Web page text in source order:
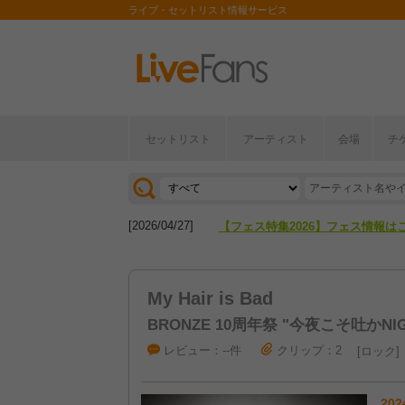
ライブ・セットリスト情報サービス
セットリスト アーティスト 会場 チ
[2026/07/28] 【ライブ動員ランキング】2026年
[2026/04/27] 【フェス特集2026】フェス情報は
My Hair is Bad
BRONZE 10周年祭 "今夜こそ吐か
レビュー：--件 クリップ：2 ロック